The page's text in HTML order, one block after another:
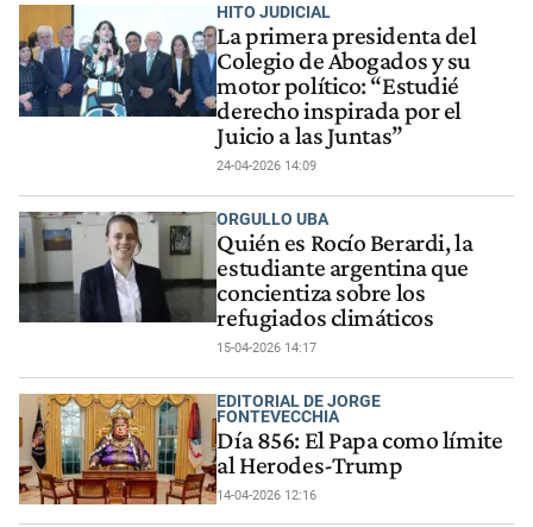
HITO JUDICIAL
La primera presidenta del
Colegio de Abogados y su
motor político: “Estudié
derecho inspirada por el
Juicio a las Juntas”
24-04-2026 14:09
ORGULLO UBA
Quién es Rocío Berardi, la
estudiante argentina que
concientiza sobre los
refugiados climáticos
15-04-2026 14:17
EDITORIAL DE JORGE
FONTEVECCHIA
Día 856: El Papa como límite
al Herodes-Trump
14-04-2026 12:16